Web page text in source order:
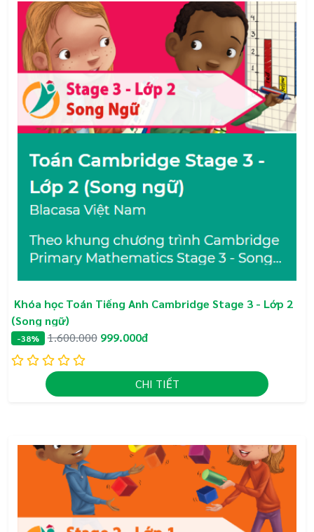
Khóa học Toán Tiếng Anh Cambridge Stage 3 - Lớp 2
(Song ngữ)
-38% 1.600.000 999.000đ
CHI TIẾT